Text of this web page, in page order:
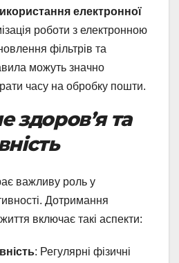
електронної
роботи з електронною
фільтрів та
можуть значно
часу на обробку пошти.
здоров’я та
важливу роль у
Дотримання
включає такі аспекти:
: Регулярні фізичні